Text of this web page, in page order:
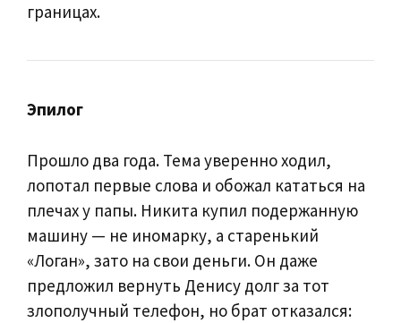
границах.
Эпилог
Прошло два года. Тема уверенно ходил,
лопотал первые слова и обожал кататься на
плечах у папы. Никита купил подержанную
машину — не иномарку, а старенький
«Логан», зато на свои деньги. Он даже
предложил вернуть Денису долг за тот
злополучный телефон, но брат отказался: